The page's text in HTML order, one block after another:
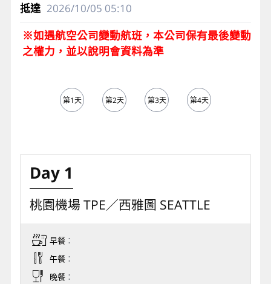
2026/10/05 05:10
※如遇航空公司變動航班，本公司保有最後變動
之權力，並以說明會資料為準
第1天 第2天 第3天 第4天
Day 1
桃園機場 TPE／西雅圖 SEATTLE
早餐：
午餐：
晚餐：